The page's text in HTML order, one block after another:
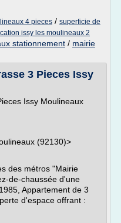
4 pieces / superficie de
issy les moulineaux 2
stationnement / mairie
3 Pieces Issy
Issy Moulineaux
(92130)>
des métros "Mairie
de-chaussée d'une
Appartement de 3
d'espace offrant :